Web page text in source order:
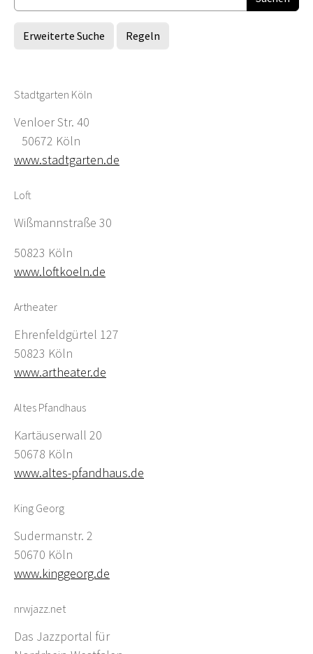
Erweiterte Suche Regeln
Stadtgarten Köln
Venloer Str. 40
50672 Köln
www.stadtgarten.de
Loft
Wißmannstraße 30
50823 Köln
www.loftkoeln.de
Artheater
Ehrenfeldgürtel 127
50823 Köln
www.artheater.de
Altes Pfandhaus
Kartäuserwall 20
50678 Köln
www.altes-pfandhaus.de
King Georg
Sudermanstr. 2
50670 Köln
www.kinggeorg.de
nrwjazz.net
Das Jazzportal für